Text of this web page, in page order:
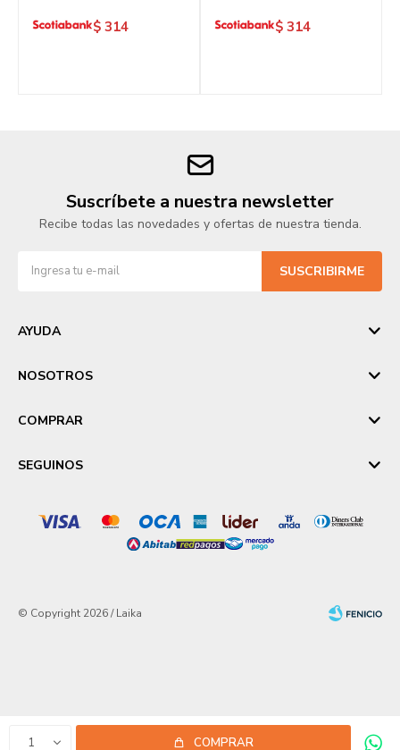
1 COMPRAR
$ 314 $ 314
Suscríbete a nuestra newsletter
Recibe todas las novedades y ofertas de nuestra tienda.
SUSCRIBIRME
AYUDA
NOSOTROS
COMPRAR
SEGUINOS
© Copyright 2026 / Laika